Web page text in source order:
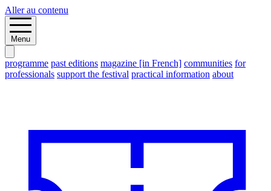
Aller au contenu
Menu
programme past editions magazine [in French] communities for
professionals support the festival practical information about